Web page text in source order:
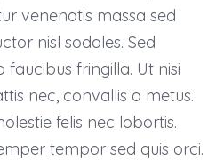
venenatis massa sed
nisl sodales. Sed
faucibus fringilla. Ut nisi
nec, convallis a metus.
felis nec lobortis.
tempor sed quis orci.